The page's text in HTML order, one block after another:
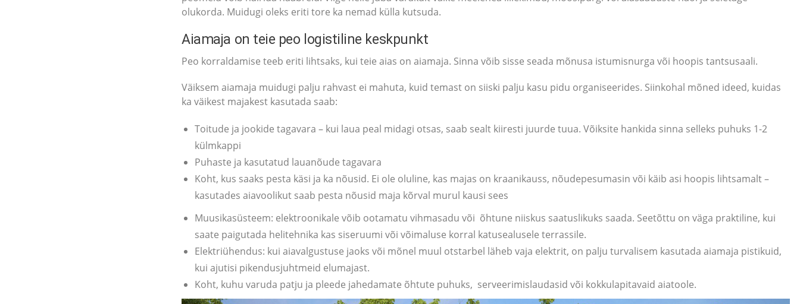
olukorda. Muidugi oleks eriti tore ka nemad külla kutsuda.
Aiamaja on teie peo logistiline keskpunkt
Peo korraldamise teeb eriti lihtsaks, kui teie aias on aiamaja. Sinna võib sisse seada mõnusa istumisnurga või hoopis tantsusaali.
Väiksem aiamaja muidugi palju rahvast ei mahuta, kuid temast on siiski palju kasu pidu organiseerides. Siinkohal mõned ideed, kuidas
ka väikest majakest kasutada saab:
Toitude ja jookide tagavara – kui laua peal midagi otsas, saab sealt kiiresti juurde tuua. Võiksite hankida sinna selleks puhuks 1-2
külmkappi
Puhaste ja kasutatud lauanõude tagavara
Koht, kus saaks pesta käsi ja ka nõusid. Ei ole oluline, kas majas on kraanikauss, nõudepesumasin või käib asi hoopis lihtsamalt –
kasutades aiavoolikut saab pesta nõusid maja kõrval murul kausi sees
Muusikasüsteem: elektroonikale võib ootamatu vihmasadu või õhtune niiskus saatuslikuks saada. Seetõttu on väga praktiline, kui
saate paigutada helitehnika kas siseruumi või võimaluse korral katusealusele terrassile.
Elektriühendus: kui aiavalgustuse jaoks või mõnel muul otstarbel läheb vaja elektrit, on palju turvalisem kasutada aiamaja pistikuid,
kui ajutisi pikendusjuhtmeid elumajast.
Koht, kuhu varuda patju ja pleede jahedamate õhtute puhuks, serveerimislaudasid või kokkulapitavaid aiatoole.